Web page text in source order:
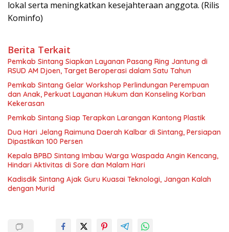
lokal serta meningkatkan kesejahteraan anggota. (Rilis
Kominfo)
Berita Terkait
Pemkab Sintang Siapkan Layanan Pasang Ring Jantung di
RSUD AM Djoen, Target Beroperasi dalam Satu Tahun
Pemkab Sintang Gelar Workshop Perlindungan Perempuan
dan Anak, Perkuat Layanan Hukum dan Konseling Korban
Kekerasan
Pemkab Sintang Siap Terapkan Larangan Kantong Plastik
Dua Hari Jelang Raimuna Daerah Kalbar di Sintang, Persiapan
Dipastikan 100 Persen
Kepala BPBD Sintang Imbau Warga Waspada Angin Kencang,
Hindari Aktivitas di Sore dan Malam Hari
Kadisdik Sintang Ajak Guru Kuasai Teknologi, Jangan Kalah
dengan Murid